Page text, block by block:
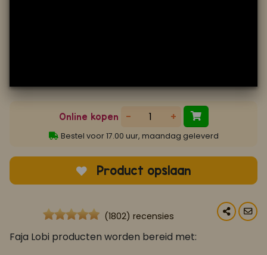
Online kopen - +
Bestel voor 17.00 uur, maandag geleverd
Product opslaan
(1802) recensies
Faja Lobi producten worden bereid met: